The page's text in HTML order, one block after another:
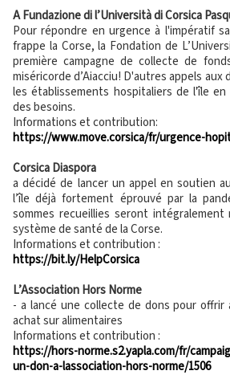
A Fundazione di l’Università di Corsica
Pour répondre en urgence à l'impératif
frappe la Corse, la Fondation de
première campagne de collecte de
miséricorde d’Aiacciu! D'autres appels
les établissements hospitaliers de l'île
des besoins.
Informations et contribution:
https://www.move.corsica/fr/urgence-
Corsica Diaspora
a décidé de lancer un appel en soutien
l’île déjà fortement éprouvé par la
sommes recueillies seront
système de santé de la Corse.
Informations et contribution :
https://bit.ly/HelpCorsica
L’Association Hors Norme
- a lancé une collecte de dons pour offrir
achat sur alimentaires
Informations et contribution :
https://hors-norme.s2.yapla.com/fr/
un-don-a-lassociation-hors-norme/1506